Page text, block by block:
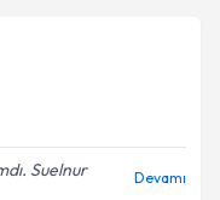
randevu almanız
ile
Suelnur
Devamı